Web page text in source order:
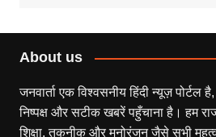
About us
जनवार्ता एक विश्वसनीय हिंदी न्यूज़ पोर्टल
निष्पक्ष और सटीक खबरें पहुँचाना है। हम
शिक्षा, तकनीक और मनोरंजन जैसे सभी